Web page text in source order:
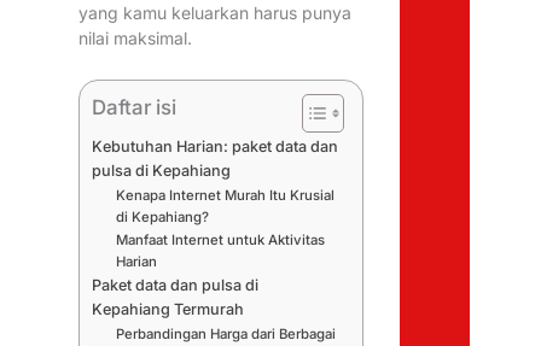
yang kamu keluarkan harus punya
nilai maksimal.
Daftar isi
Kebutuhan Harian: paket data dan
pulsa di Kepahiang
Kenapa Internet Murah Itu Krusial
di Kepahiang?
Manfaat Internet untuk Aktivitas
Harian
Paket data dan pulsa di
Kepahiang Termurah
Perbandingan Harga dari Berbagai